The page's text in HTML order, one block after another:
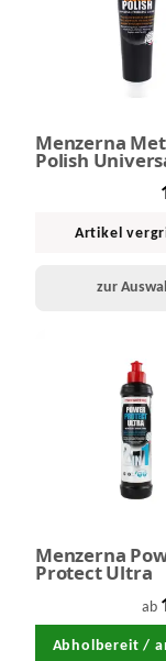
Menzerna
Polish
Polishing
Artikel
zur
Menzerna
Protect Ultra
ab
Abholbereit /